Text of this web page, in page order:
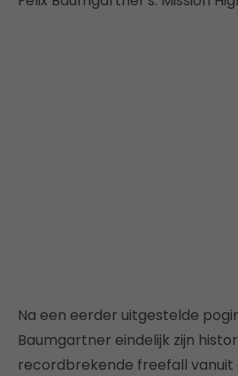
Na een eerder uitgestelde
Baumgartner eindelijk zijn
recordbrekende freefall